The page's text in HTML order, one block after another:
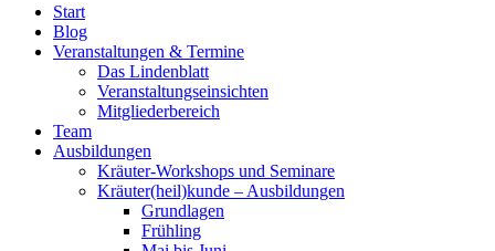
Start
Blog
Veranstaltungen & Termine
Das Lindenblatt
Veranstaltungseinsichten
Mitgliederbereich
Team
Ausbildungen
Kräuter-Workshops und Seminare
Kräuter(heil)kunde – Ausbildungen
Grundlagen
Frühling